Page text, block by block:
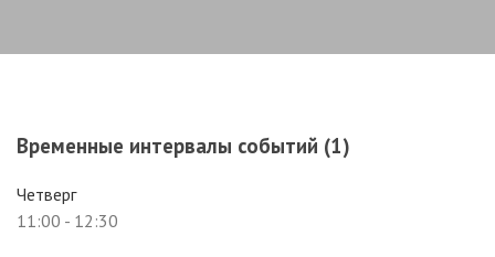
Временные интервалы событий (1)
Четверг
11:00 - 12:30